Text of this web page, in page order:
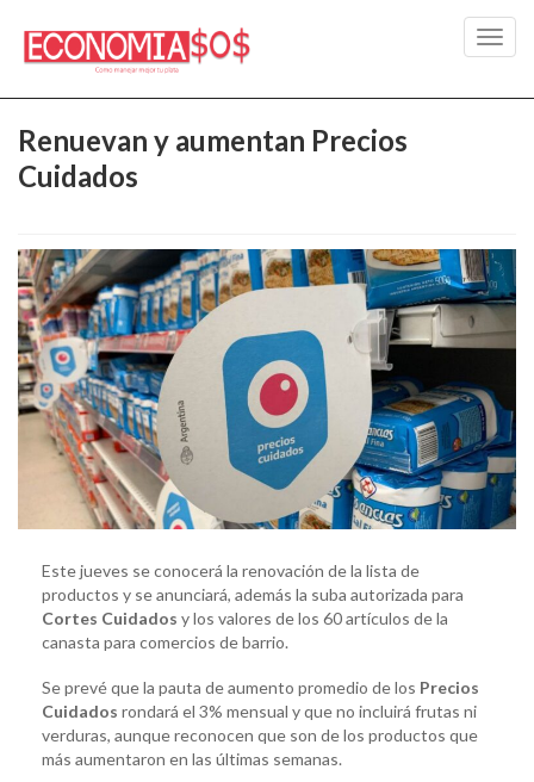
Renuevan y aumentan Precios
Cuidados
Este jueves se conocerá la renovación de la lista de
productos y se anunciará, además la suba autorizada para
Cortes Cuidados y los valores de los 60 artículos de la
canasta para comercios de barrio.
Se prevé que la pauta de aumento promedio de los Precios
Cuidados rondará el 3% mensual y que no incluirá frutas ni
verduras, aunque reconocen que son de los productos que
más aumentaron en las últimas semanas.